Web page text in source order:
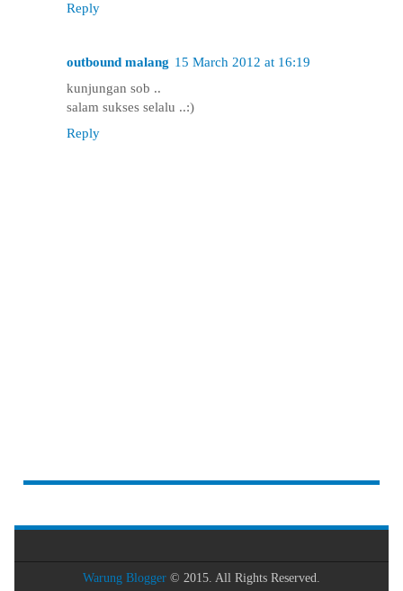
Reply
outbound malang 15 March 2012 at 16:19
kunjungan sob ..
salam sukses selalu ..:)
Reply
Warung Blogger © 2015. All Rights Reserved.